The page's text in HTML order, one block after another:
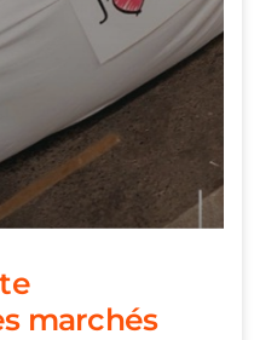
marchés